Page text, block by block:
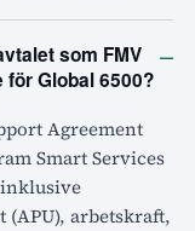
som FMV
Global 6500?
–
Agreement
Smart Services
arbetskraft,